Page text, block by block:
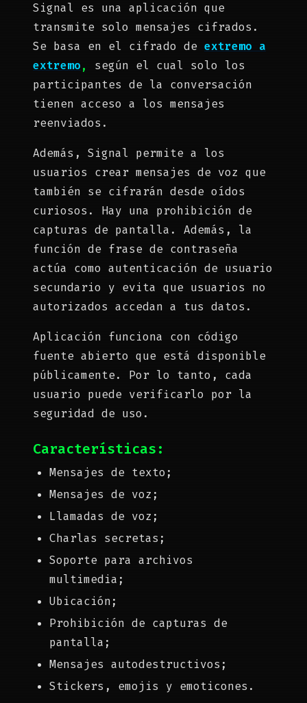
Signal es una aplicación que
transmite solo mensajes cifrados.
Se basa en el cifrado de extremo a
extremo,
según el cual solo los
participantes de la conversación
tienen acceso a los mensajes
reenviados.
Además, Signal permite a los
usuarios crear mensajes de voz que
también se cifrarán desde oídos
curiosos. Hay una prohibición de
capturas de pantalla. Además, la
función de frase de contraseña
actúa como autenticación de usuario
secundario y evita que usuarios no
autorizados accedan a tus datos.
Aplicación funciona con código
fuente abierto que está disponible
públicamente. Por lo tanto, cada
usuario puede verificarlo por la
seguridad de uso.
Características:
Mensajes de texto;
Mensajes de voz;
Llamadas de voz;
Charlas secretas;
Soporte para archivos
multimedia;
Ubicación;
Prohibición de capturas de
pantalla;
Mensajes autodestructivos;
Stickers, emojis y emoticones.